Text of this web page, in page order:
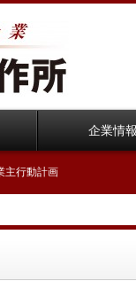
企業情報
主行動計画